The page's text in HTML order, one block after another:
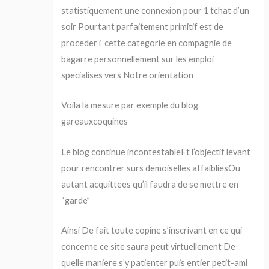
statistiquement une connexion pour 1 tchat d’un
soir Pourtant parfaitement primitif est de
proceder i cette categorie en compagnie de
bagarre personnellement sur les emploi
specialises vers Notre orientation
Voila la mesure par exemple du blog
gareauxcoquines
Le blog continue incontestableEt l’objectif levant
pour rencontrer surs demoiselles affaibliesOu
autant acquittees qu’il faudra de se mettre en
“garde”
Ainsi De fait toute copine s’inscrivant en ce qui
concerne ce site saura peut virtuellement De
quelle maniere s’y patienter puis entier petit-ami